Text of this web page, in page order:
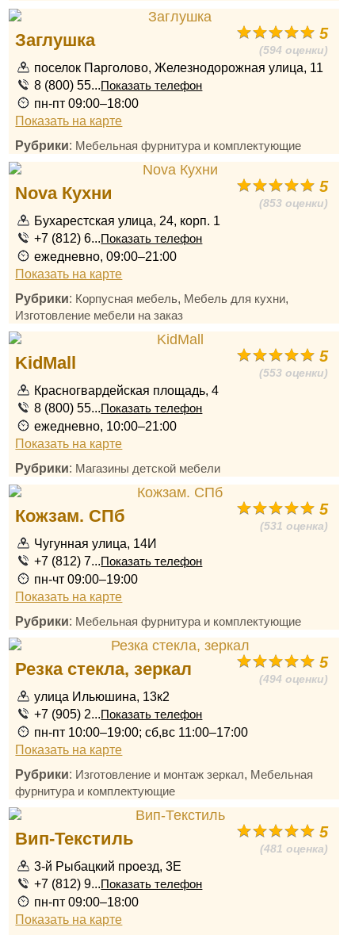
5
(594 оценки)
Заглушка
поселок Парголово, Железнодорожная улица, 11
8 (800) 55...Показать телефон
пн-пт 09:00–18:00
Показать на карте
Рубрики: Мебельная фурнитура и комплектующие
5
(853 оценки)
Nova Кухни
Бухарестская улица, 24, корп. 1
+7 (812) 6...Показать телефон
ежедневно, 09:00–21:00
Показать на карте
Рубрики: Корпусная мебель, Мебель для кухни,
Изготовление мебели на заказ
5
(553 оценки)
KidMall
Красногвардейская площадь, 4
8 (800) 55...Показать телефон
ежедневно, 10:00–21:00
Показать на карте
Рубрики: Магазины детской мебели
5
(531 оценка)
Кожзам. СПб
Чугунная улица, 14И
+7 (812) 7...Показать телефон
пн-чт 09:00–19:00
Показать на карте
Рубрики: Мебельная фурнитура и комплектующие
5
(494 оценки)
Резка стекла, зеркал
улица Ильюшина, 13к2
+7 (905) 2...Показать телефон
пн-пт 10:00–19:00; сб,вс 11:00–17:00
Показать на карте
Рубрики: Изготовление и монтаж зеркал, Мебельная
фурнитура и комплектующие
5
(481 оценка)
Вип-Текстиль
3-й Рыбацкий проезд, 3Е
+7 (812) 9...Показать телефон
пн-пт 09:00–18:00
Показать на карте